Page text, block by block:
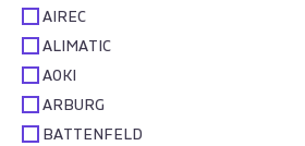
AIREC
ALIMATIC
AOKI
ARBURG
BATTENFELD